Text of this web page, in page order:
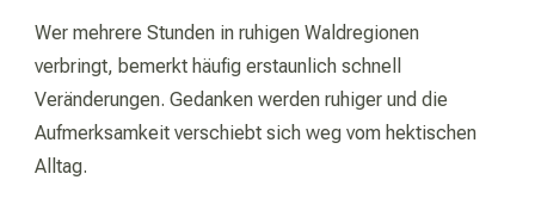
Wer mehrere Stunden in ruhigen Waldregionen
verbringt, bemerkt häufig erstaunlich schnell
Veränderungen. Gedanken werden ruhiger und die
Aufmerksamkeit verschiebt sich weg vom hektischen
Alltag.